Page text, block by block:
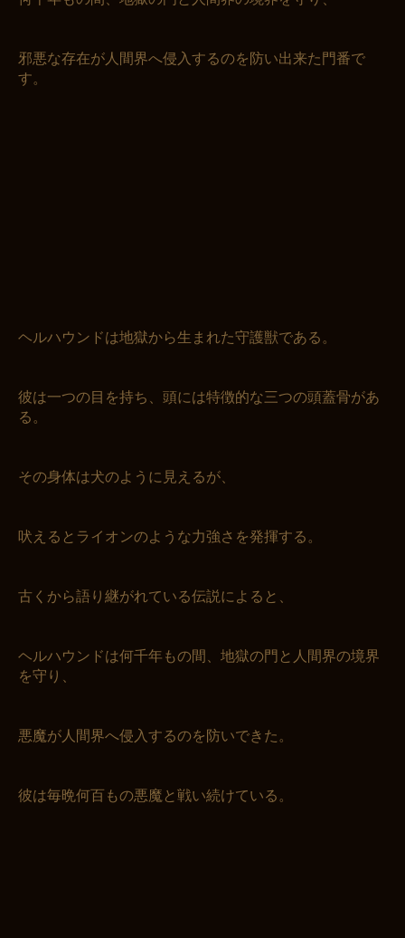
邪悪な存在が人間界へ侵入するのを防い出来た門番で
す。
ヘルハウンドは地獄から生まれた守護獣である。
彼は一つの目を持ち、頭には特徴的な三つの頭蓋骨があ
る。
その身体は犬のように見えるが、
吠えるとライオンのような力強さを発揮する。
古くから語り継がれている伝説によると、
ヘルハウンドは何千年もの間、地獄の門と人間界の境界
を守り、
悪魔が人間界へ侵入するのを防いできた。
彼は毎晩何百もの悪魔と戦い続けている。